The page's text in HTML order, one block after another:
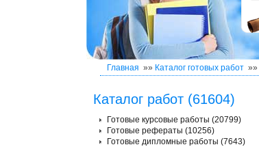
Главная »» Каталог готовых работ »»
Каталог работ (61604)
Готовые курсовые работы (20799)
Готовые рефераты (10256)
Готовые дипломные работы (7643)